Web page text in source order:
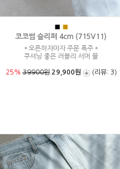
■ ■
코코썸 슬리퍼 4cm (715V11)
＊오픈하자마자 주문 폭주＊
쿠셔닝 좋은 러블리 서머 뮬
25%39900원 29,900원 (리뷰: 3)